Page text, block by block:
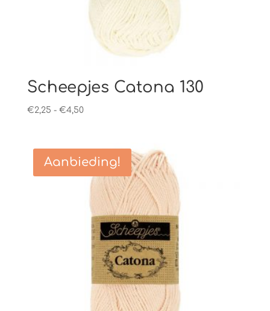
Scheepjes Catona 130
€2,25 - €4,50Prijsklasse:
€4,50
Aanbieding!